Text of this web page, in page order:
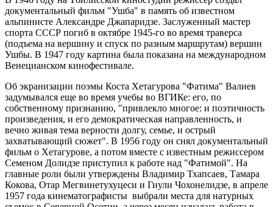
документальный фильм "Ушба" в память об известном
альпинисте Александре Джапаридзе. Заслуженный мастер
спорта СССР погиб в октябре 1945-го во время траверса
(подъема на вершину и спуск по разным маршрутам) вершин
Ушбы. В 1947 году картина была показана на международном
Венецианском кинофестивале.
Об экранизации поэмы Коста Хетагурова "Фатима" Валиев
задумывался еще во время учебы во ВГИКе: его, по
собственному признанию, "привлекло многое: и поэтичность
произведения, и его демократическая направленность, и
вечно живая тема верности долгу, семье, и острый
захватывающий сюжет". В 1956 году он снял документальный
фильм о Хетагурове, а потом вместе с известным режиссером
Семеном Долидзе приступил к работе над "Фатимой". На
главные роли были утверждены Владимир Тхапсаев, Тамара
Кокова, Отар Мегвинетухуцеси и Гиули Чохонелидзе, в апреле
1957 года кинематографисты выбрали места для натурных